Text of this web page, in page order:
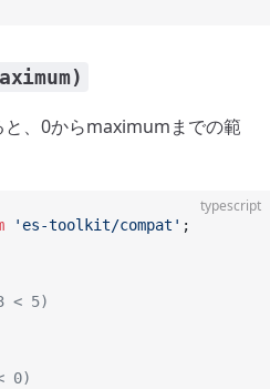
、0からmaximumまでの範
typescript
'es-toolkit/compat' ;
< 5)
0)